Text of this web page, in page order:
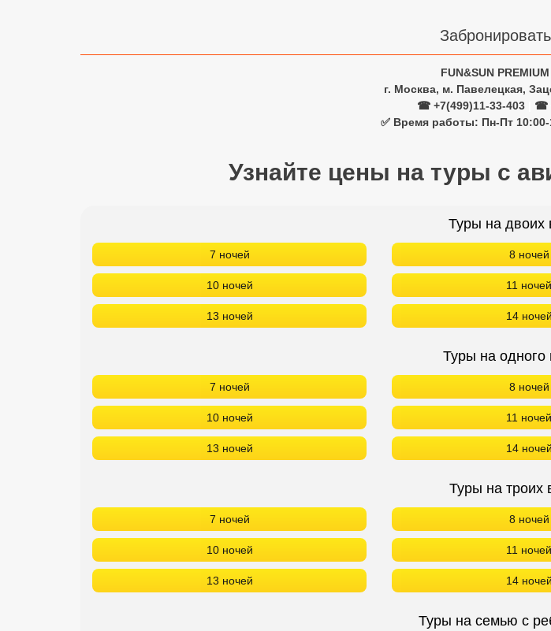
FUN&SUN
г. Москва, м. Павелецкая,
☎ +7(499)11-33-403
☎
✅ Время работы: Пн-Пт
Узнайте цены на туры с
Туры на двоих
7 ночей 8 ночей
10 ночей 11 ночей
13 ночей 14 ночей
Туры на одного
7 ночей 8 ночей
10 ночей 11 ночей
13 ночей 14 ночей
Туры на троих
7 ночей 8 ночей
10 ночей 11 ночей
13 ночей 14 ночей
Туры на семью с
Сетевые отели Вьетнама
Сетевые отели Бали
Сетевые отели Сейшел
Сетевые отели Маврикия